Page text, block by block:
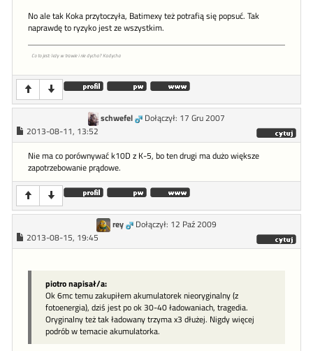
No ale tak Koka przytoczyła, Batimexy też potrafią się popsuć. Tak
naprawdę to ryzyko jest ze wszystkim.
Co to jest: leży w trawie i nie dycha? Kadycha
schwefel
Dołączył: 17 Gru 2007
2013-08-11, 13:52
Nie ma co porównywać k10D z K-5, bo ten drugi ma dużo większe
zapotrzebowanie prądowe.
rey
Dołączył: 12 Paź 2009
2013-08-15, 19:45
piotro napisał/a:
Ok 6mc temu zakupiłem akumulatorek nieoryginalny (z
fotoenergia), dziś jest po ok 30-40 ładowaniach, tragedia.
Oryginalny też tak ładowany trzyma x3 dłużej. Nigdy więcej
podrób w temacie akumulatorka.